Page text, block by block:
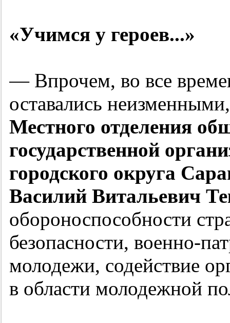
«Учимся у героев...»
— Впрочем, во все
оставались
Местного отделения
государственной
городского округа
Василий Витальевич
обороноспособности
безопасности, военно-
молодежи, содействие
в области молодежной